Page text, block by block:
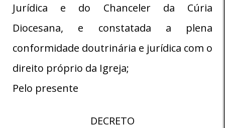
Jurídica e do Chanceler da Cúria
Diocesana, e constatada a plena
conformidade doutrinária e jurídica com o
direito próprio da Igreja;
Pelo presente
DECRETO